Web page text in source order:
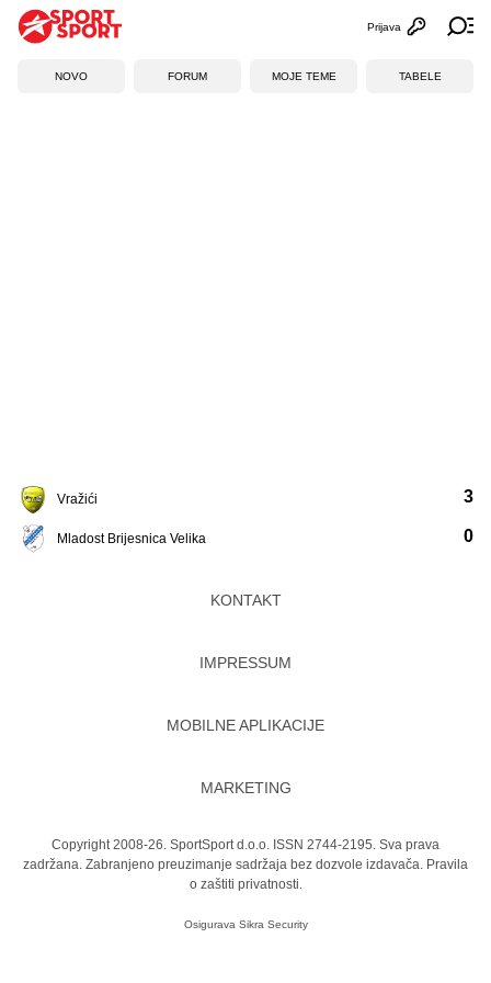
Otvori
Prijava
NOVO FORUM MOJE TEME TABELE
Vražići
Mladost Brijesnica Velika
3
0
KONTAKT
IMPRESSUM
MOBILNE APLIKACIJE
MARKETING
Copyright 2008-26. SportSport d.o.o. ISSN 2744-2195. Sva prava
zadržana. Zabranjeno preuzimanje sadržaja bez dozvole izdavača. Pravila
o zaštiti privatnosti.
Osigurava Sikra Security